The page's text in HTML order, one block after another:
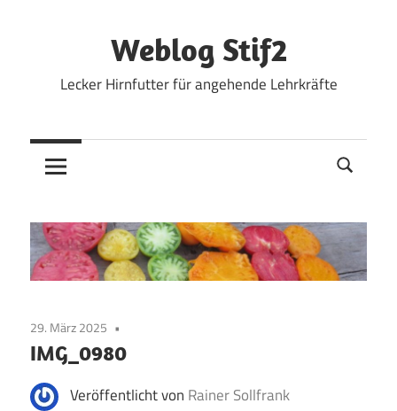
Weblog Stif2
Lecker Hirnfutter für angehende Lehrkräfte
29. März 2025
IMG_0980
Veröffentlicht von Rainer Sollfrank